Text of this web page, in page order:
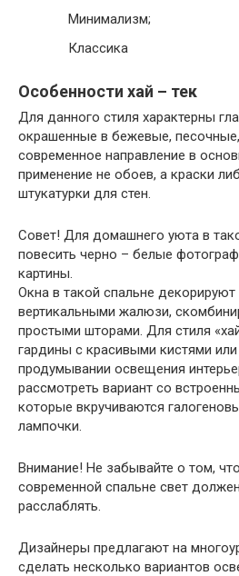
Минимализм;
Классика
Особенности хай – тек
Для данного стиля характерны
окрашенные в бежевые,
современное направление в
применение не обоев, а краски
штукатурки для стен.
Совет! Для домашнего уюта в
повесить черно – белые
картины.
Окна в такой спальне
вертикальными жалюзи,
простыми шторами. Для стиля
гардины с красивыми кистями
продумывании освещения
рассмотреть вариант со
которые вкручиваются
лампочки.
Внимание! Не забывайте о том,
современной спальне свет
расслаблять.
Дизайнеры предлагают на
сделать несколько вариантов